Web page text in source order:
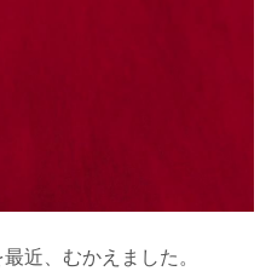
近、むかえました。